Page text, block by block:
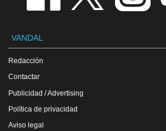
VANDAL
Redacción
Contactar
Publicidad / Advertising
Política de privacidad
Aviso legal